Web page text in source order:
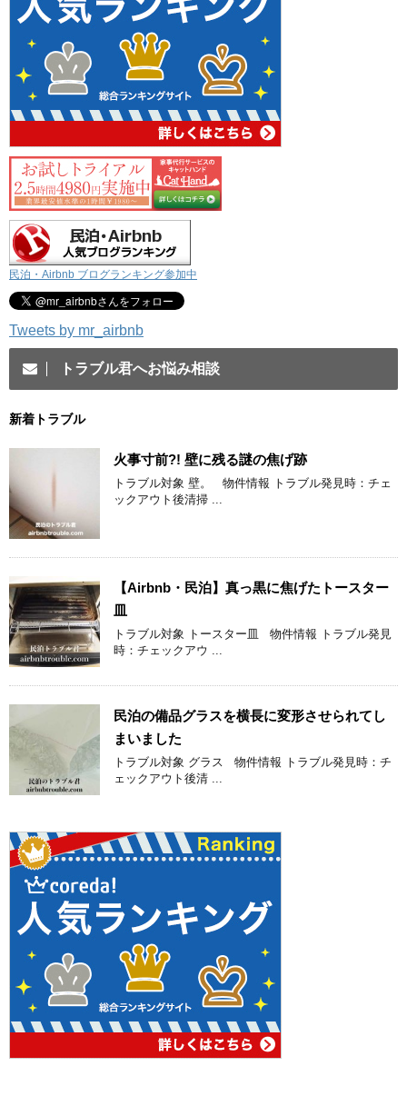
民泊・Airbnb ブログランキング参加中
Tweets by mr_airbnb
トラブル君へお悩み相談
新着トラブル
火事寸前?! 壁に残る謎の焦げ跡
トラブル対象 壁。 物件情報 トラブル発見時：チェ
ックアウト後清掃 ...
【Airbnb・民泊】真っ黒に焦げたトースター
皿
トラブル対象 トースター皿 物件情報 トラブル発見
時：チェックアウ ...
民泊の備品グラスを横長に変形させられてし
まいました
トラブル対象 グラス 物件情報 トラブル発見時：チ
ェックアウト後清 ...